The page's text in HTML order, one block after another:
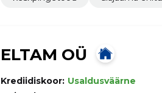
ELTAM OÜ
Krediidiskoor: Usaldusväärne